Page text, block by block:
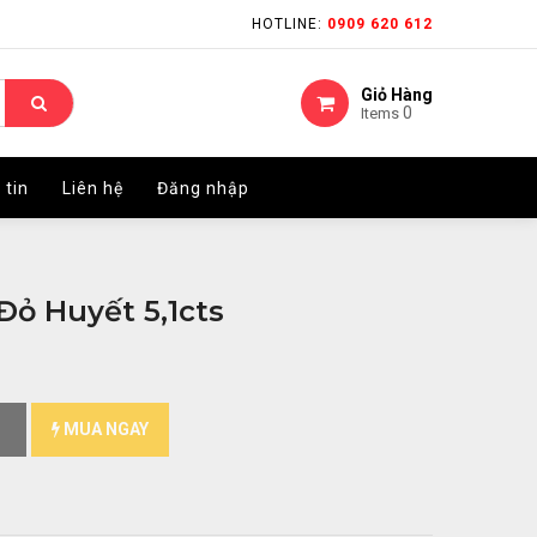
HOTLINE: 0909 620 612
Giỏ Hàng
Items 0
tin Liên hệ Đăng nhập
HOTLINE: 0909 620 612
Giỏ Hàng
Items 0
tin Liên hệ Đăng nhập
Huyết 5,1cts
MUA NGAY